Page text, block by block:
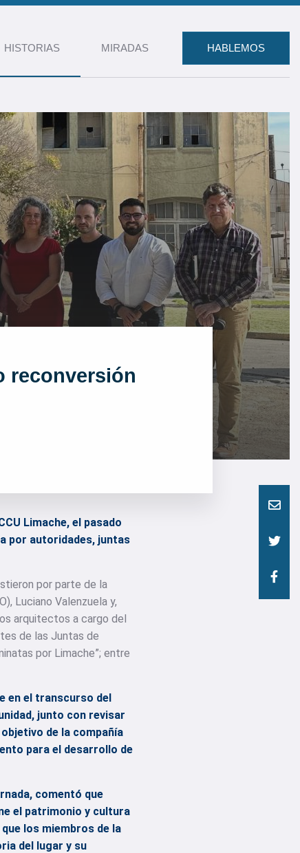
HISTORIAS MIRADAS HABLEMOS
reconversión
Limache, el pasado
por autoridades, juntas
por parte de la
Luciano Valenzuela y,
arquitectos a cargo del
de las Juntas de
por Limache”; entre
en el transcurso del
junto con revisar
de la compañía
para el desarrollo de
comentó que
el patrimonio y cultura
los miembros de la
del lugar y su